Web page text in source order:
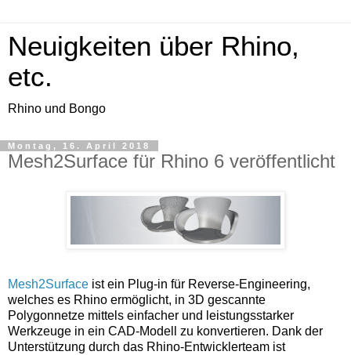
Neuigkeiten über Rhino,
etc.
Rhino und Bongo
Montag, 16. April 2018
Mesh2Surface für Rhino 6 veröffentlicht
Mesh2Surface ist ein Plug-in für Reverse-Engineering,
welches es Rhino ermöglicht, in 3D gescannte
Polygonnetze mittels einfacher und leistungsstarker
Werkzeuge in ein CAD-Modell zu konvertieren. Dank der
Unterstützung durch das Rhino-Entwicklerteam ist